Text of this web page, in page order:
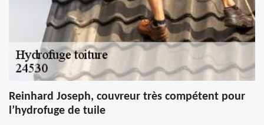
Reinhard Joseph, couvreur très compétent pour
l’hydrofuge de tuile